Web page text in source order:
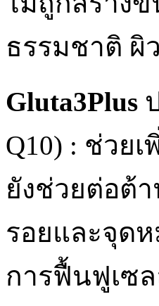
ธรรมชาติ ผิ
Gluta3Plus
Q10) : ช่วย
ยังช่วยต่อต้
รอยและจุด
การฟื้นฟูเซ